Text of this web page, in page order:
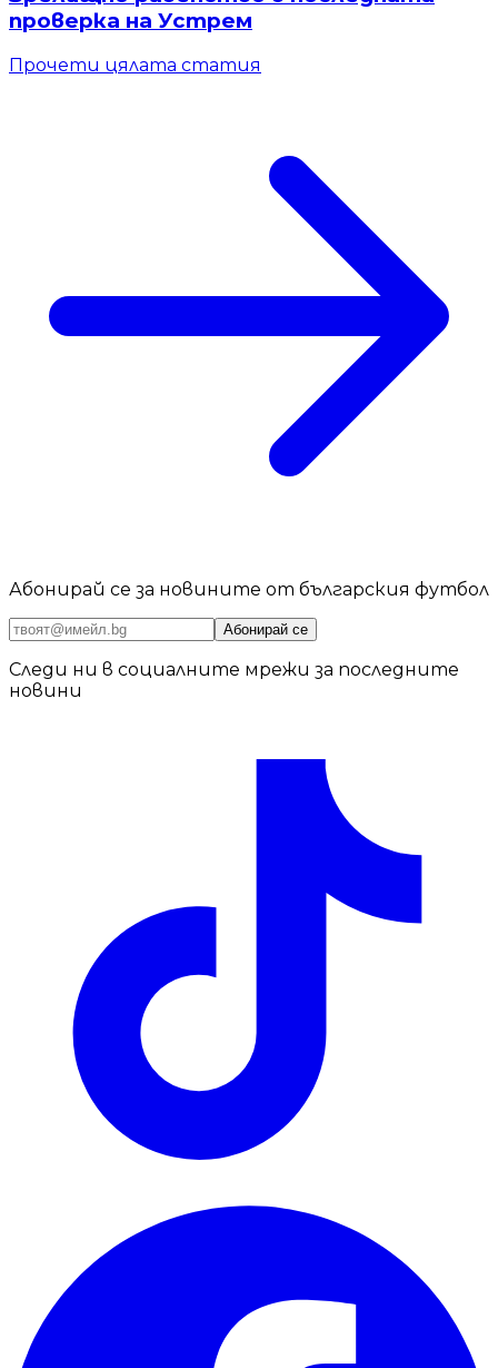
проверка на Устрем
Прочети цялата статия
Абонирай се за новините от българския футбол
Абонирай се
Следи ни в социалните мрежи за последните
новини